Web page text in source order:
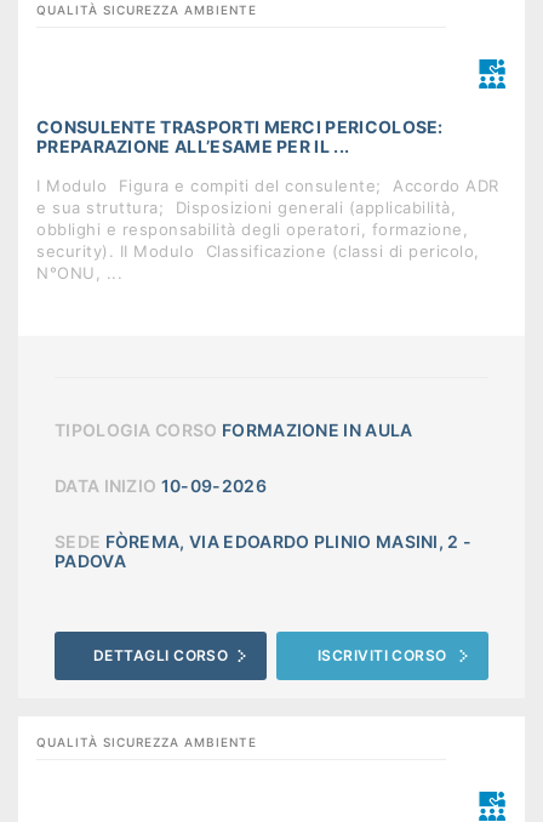
QUALITÀ SICUREZZA AMBIENTE
CONSULENTE TRASPORTI MERCI PERICOLOSE:
PREPARAZIONE ALL’ESAME PER IL ...
I Modulo  Figura e compiti del consulente;  Accordo ADR
e sua struttura;  Disposizioni generali (applicabilità,
obblighi e responsabilità degli operatori, formazione,
security). II Modulo  Classificazione (classi di pericolo,
N°ONU, ...
TIPOLOGIA CORSO FORMAZIONE IN AULA
DATA INIZIO 10-09-2026
SEDE FÒREMA, VIA EDOARDO PLINIO MASINI, 2 -
PADOVA
DETTAGLI CORSO ISCRIVITI CORSO
QUALITÀ SICUREZZA AMBIENTE